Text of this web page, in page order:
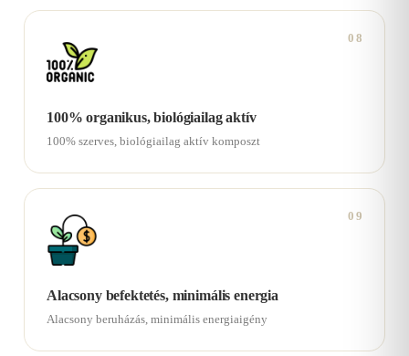
08
100% organikus, biológiailag aktív
100% szerves, biológiailag aktív komposzt
09
Alacsony befektetés, minimális energia
Alacsony beruházás, minimális energiaigény